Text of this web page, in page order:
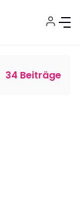
34 Beiträge